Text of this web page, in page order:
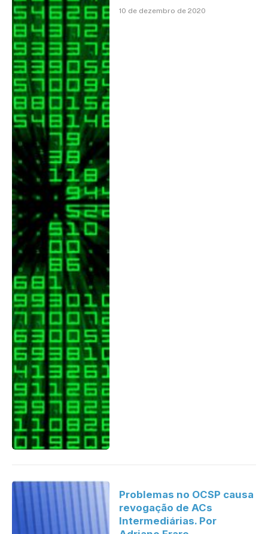
10 de dezembro de 2020
Problemas no OCSP causa
revogação de ACs
Intermediárias. Por